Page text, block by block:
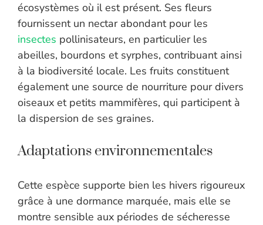
écosystèmes où il est présent. Ses fleurs
fournissent un nectar abondant pour les
insectes pollinisateurs, en particulier les
abeilles, bourdons et syrphes, contribuant ainsi
à la biodiversité locale. Les fruits constituent
également une source de nourriture pour divers
oiseaux et petits mammifères, qui participent à
la dispersion de ses graines.
Adaptations environnementales
Cette espèce supporte bien les hivers rigoureux
grâce à une dormance marquée, mais elle se
montre sensible aux périodes de sécheresse